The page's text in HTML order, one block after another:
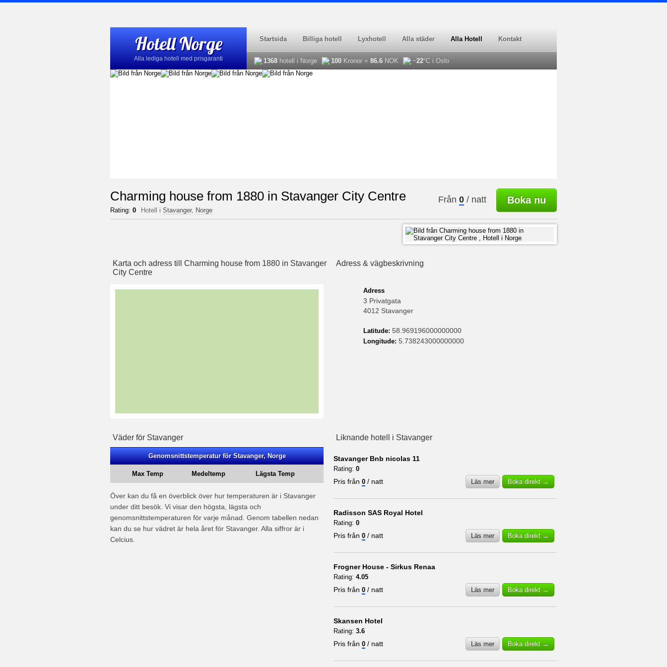
Hotell Norge
Alla lediga hotell med prisgaranti
Startsida Billiga hotell Lyxhotell Alla städer Alla Hotell Kontakt
1368 hotell i Norge 100 Kronor = 86.6 NOK ~22°C i Oslo
Boka nu
Från 0 / natt
Charming house from 1880 in Stavanger City Centre
Rating: 0 Hotell i Stavanger, Norge
Karta och adress till Charming house from 1880 in Stavanger
City Centre
Adress & vägbeskrivning
Adress
3 Privatgata
4012 Stavanger
Latitude: 58.969196000000000
Longitude: 5.738243000000000
Väder för Stavanger
Genomsnittstemperatur för Stavanger, Norge
Max Temp Medeltemp Lägsta Temp
Över kan du få en överblick över hur temperaturen är i Stavanger
under ditt besök. Vi visar den högsta, lägsta och
genomsnittstemperaturen för varje månad. Genom tabellen nedan
kan du se hur vädret är hela året för Stavanger. Alla siffror är i
Celcius.
Liknande hotell i Stavanger
Stavanger Bnb nicolas 11
Rating: 0
Boka direkt →
Läs mer
Pris från 0 / natt
Radisson SAS Royal Hotel
Rating: 0
Boka direkt →
Läs mer
Pris från 0 / natt
Frogner House - Sirkus Renaa
Rating: 4.05
Boka direkt →
Läs mer
Pris från 0 / natt
Skansen Hotel
Rating: 3.6
Boka direkt →
Läs mer
Pris från 0 / natt